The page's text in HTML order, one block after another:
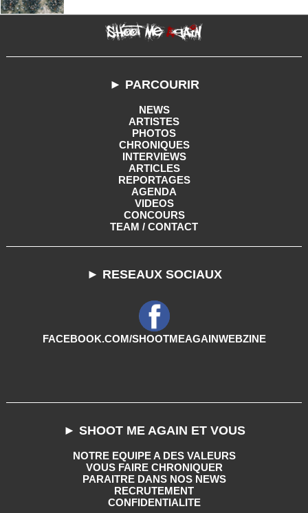
► PARCOURIR
NEWS
ARTISTES
PHOTOS
CHRONIQUES
INTERVIEWS
ARTICLES
REPORTAGES
AGENDA
VIDEOS
CONCOURS
TEAM / CONTACT
► RESEAUX SOCIAUX
FACEBOOK.COM/SHOOTMEAGAINWEBZINE
► SHOOT ME AGAIN ET VOUS
NOTRE EQUIPE A DES VALEURS
VOUS FAIRE CHRONIQUER
PARAITRE DANS NOS NEWS
RECRUTEMENT
CONFIDENTIALITE